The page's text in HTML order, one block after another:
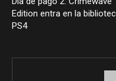
Edition entra en la
PS4